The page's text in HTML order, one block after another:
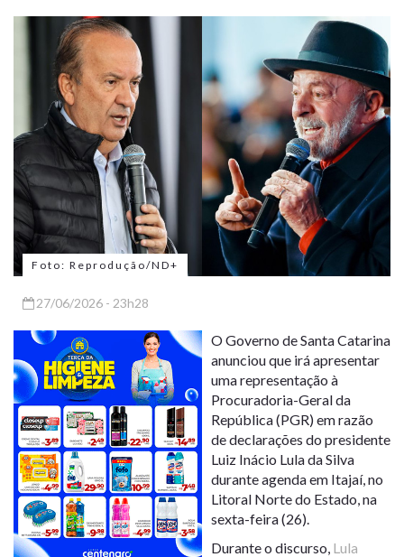
Foto: Reprodução/ND+
27/06/2026 - 23h28
O Governo de Santa Catarina
anunciou que irá apresentar
uma representação à
Procuradoria-Geral da
República (PGR) em razão
de declarações do presidente
Luiz Inácio Lula da Silva
durante agenda em Itajaí, no
Litoral Norte do Estado, na
sexta-feira (26).
Durante o discurso, Lula